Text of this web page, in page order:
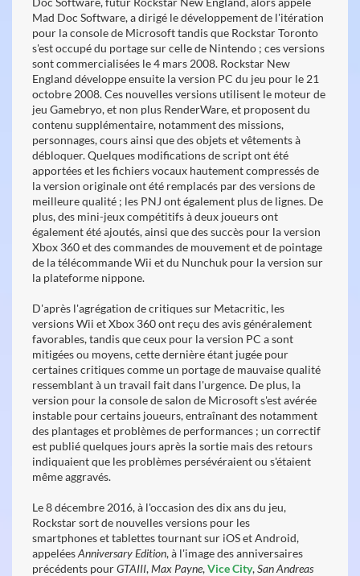
Mad Doc Software, a dirigé le développement de l'itération
pour la console de Microsoft tandis que Rockstar Toronto
s'est occupé du portage sur celle de Nintendo ; ces versions
sont commercialisées le 4 mars 2008. Rockstar New
England développe ensuite la version PC du jeu pour le 21
octobre 2008. Ces nouvelles versions utilisent le moteur de
jeu Gamebryo, et non plus RenderWare, et proposent du
contenu supplémentaire, notamment des missions,
personnages, cours ainsi que des objets et vêtements à
débloquer. Quelques modifications de script ont été
apportées et les fichiers vocaux hautement compressés de
la version originale ont été remplacés par des versions de
meilleure qualité ; les PNJ ont également plus de lignes. De
plus, des mini-jeux compétitifs à deux joueurs ont
également été ajoutés, ainsi que des succès pour la version
Xbox 360 et des commandes de mouvement et de pointage
de la télécommande Wii et du Nunchuk pour la version sur
la plateforme nippone.
D'après l'agrégation de critiques sur Metacritic, les
versions Wii et Xbox 360 ont reçu des avis généralement
favorables, tandis que ceux pour la version PC a sont
mitigées ou moyens, cette dernière étant jugée pour
certaines critiques comme un portage de mauvaise qualité
ressemblant à un travail fait dans l'urgence. De plus, la
version pour la console de salon de Microsoft s'est avérée
instable pour certains joueurs, entraînant des notamment
des plantages et problèmes de performances ; un correctif
est publié quelques jours après la sortie mais des retours
indiquaient que les problèmes persévéraient ou s'étaient
même aggravés.
Le 8 décembre 2016, à l'occasion des dix ans du jeu,
Rockstar sort de nouvelles versions pour les
smartphones et tablettes tournant sur iOS et Android,
appeléesAnniversary Edition, à l'image des anniversaires
précédents pourGTAIII,Max Payne,Vice City,San Andreas